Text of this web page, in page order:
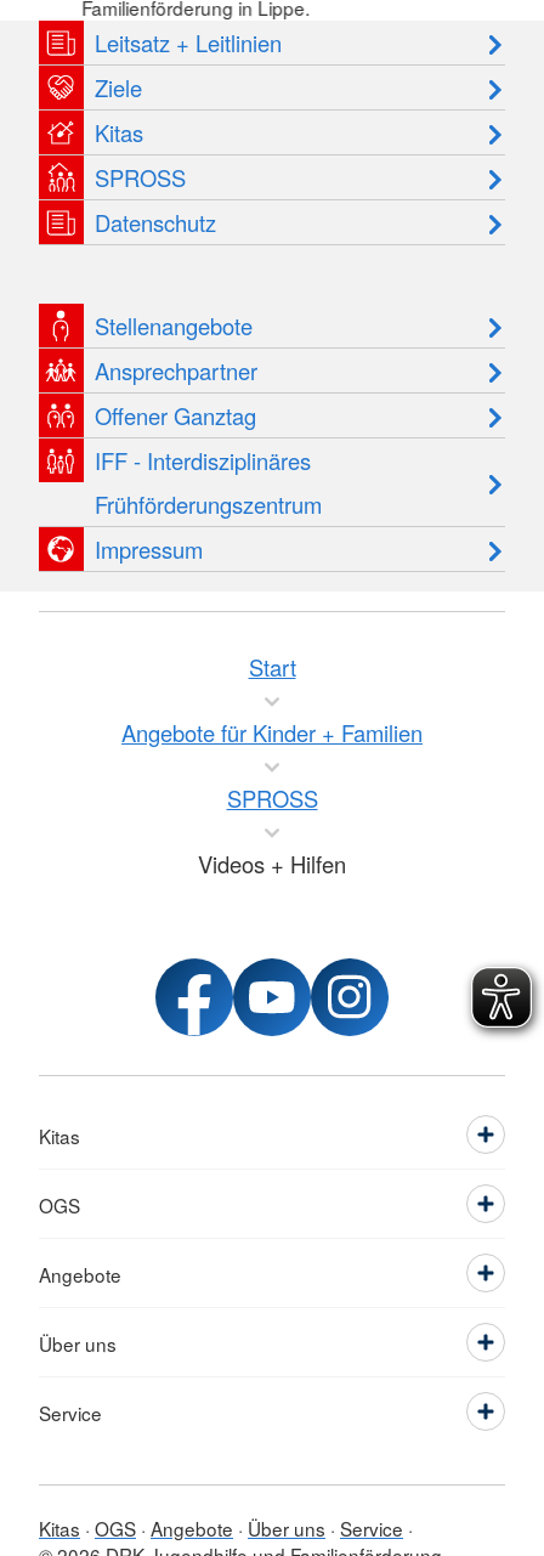
Familienförderung in Lippe.
Leitsatz + Leitlinien
Ziele
Kitas
SPROSS
Datenschutz
Stellenangebote
Ansprechpartner
Offener Ganztag
IFF - Interdisziplinäres
Frühförderungszentrum
Impressum
Start
Angebote für Kinder + Familien
SPROSS
Videos + Hilfen
Kitas
OGS
Angebote
Über uns
Service
Kitas OGS Angebote Über uns Service